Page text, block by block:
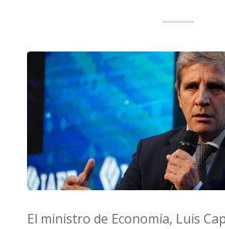
El ministro de Economía, Luis